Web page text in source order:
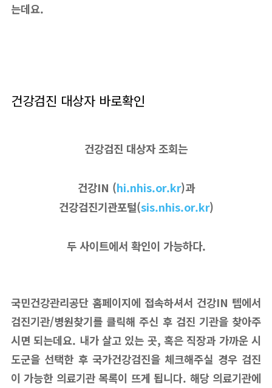
는데요.
건강검진 대상자 바로확인
건강검진 대상자 조회는
건강IN (hi.nhis.or.kr)과
건강검진기관포털(sis.nhis.or.kr)
두 사이트에서 확인이 가능하다.
국민건강관리공단 홈페이지에 접속하셔서 건강IN 텝에서
검진기관/병원찾기를 클릭해 주신 후 검진 기관을 찾아주
시면 되는데요. 내가 살고 있는 곳, 혹은 직장과 가까운 시
도군을 선택한 후 국가건강검진을 체크해주실 경우 검진
이 가능한 의료기관 목록이 뜨게 됩니다. 해당 의료기관에